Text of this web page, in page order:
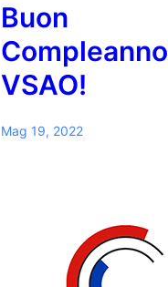
Buon
Compleanno
VSAO!
Mag 19, 2022